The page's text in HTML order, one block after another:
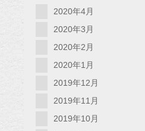
2020年4月
2020年3月
2020年2月
2020年1月
2019年12月
2019年11月
2019年10月